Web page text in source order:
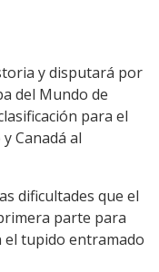
y disputará por
del Mundo de
para el
Canadá al
dificultades que el
parte para
el tupido entramado